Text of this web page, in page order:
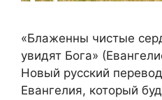
«Блаженны чистые
увидят Бога»
Новый русский
Евангелия, который